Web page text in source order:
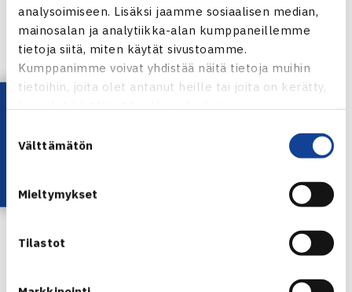
analysoimiseen. Lisäksi jaamme sosiaalisen median,
mainosalan ja analytiikka-alan kumppaneillemme
tietoja siitä, miten käytät sivustoamme.
Kumppanimme voivat yhdistää näitä tietoja muihin
tietoihin, joita olet antanut heille tai joita on kerätty,
valinta
Välttämätön
Mieltymykset
Tilastot
Nanette Nylund, Milka-Emilia Pasanen, Olivia Pimiä ja
Tanja Tuomi.
Turnaus verkossa
Jaa:
Lataa OmaTennis!